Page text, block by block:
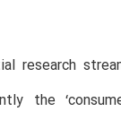
research
the